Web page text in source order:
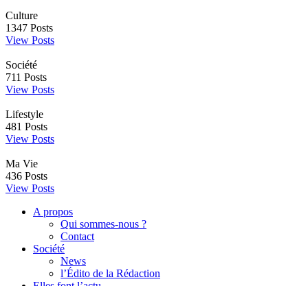
Culture
1347 Posts
View Posts
Société
711 Posts
View Posts
Lifestyle
481 Posts
View Posts
Ma Vie
436 Posts
View Posts
A propos
Qui sommes-nous ?
Contact
Société
News
l’Édito de la Rédaction